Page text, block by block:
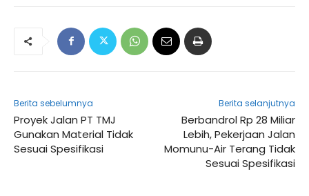
Berita sebelumnya
Proyek Jalan PT TMJ
Gunakan Material Tidak
Sesuai Spesifikasi
Berita selanjutnya
Berbandrol Rp 28 Miliar
Lebih, Pekerjaan Jalan
Momunu-Air Terang Tidak
Sesuai Spesifikasi